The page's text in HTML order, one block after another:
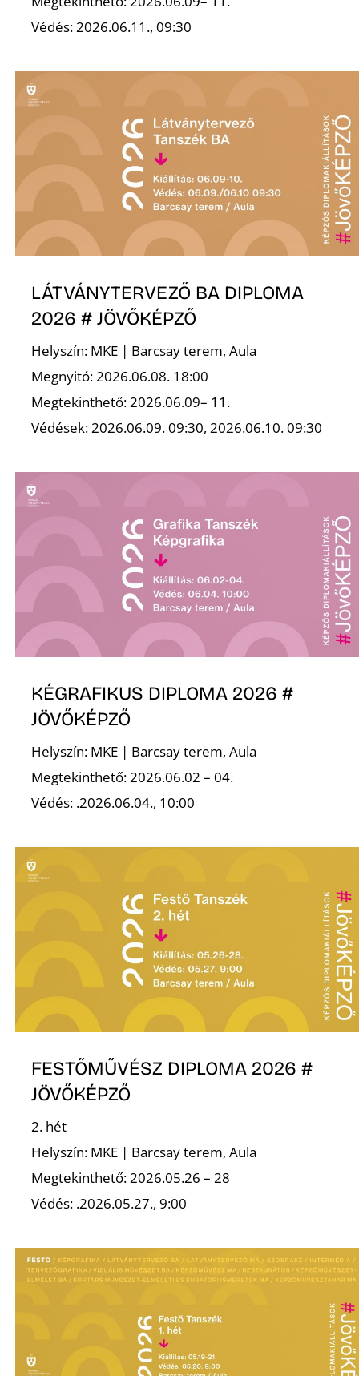
Védés: 2026.06.11., 09:30
LÁTVÁNYTERVEZŐ BA DIPLOMA
2026 # JÖVŐKÉPZŐ
Helyszín: MKE | Barcsay terem, Aula
Megnyitó: 2026.06.08. 18:00
Megtekinthető: 2026.06.09– 11.
Védések: 2026.06.09. 09:30, 2026.06.10. 09:30
KÉGRAFIKUS DIPLOMA 2026 #
JÖVŐKÉPZŐ
Helyszín: MKE | Barcsay terem, Aula
Megtekinthető: 2026.06.02 – 04.
Védés: .2026.06.04., 10:00
FESTŐMŰVÉSZ DIPLOMA 2026 #
JÖVŐKÉPZŐ
2. hét
Helyszín: MKE | Barcsay terem, Aula
Megtekinthető: 2026.05.26 – 28
Védés: .2026.05.27., 9:00